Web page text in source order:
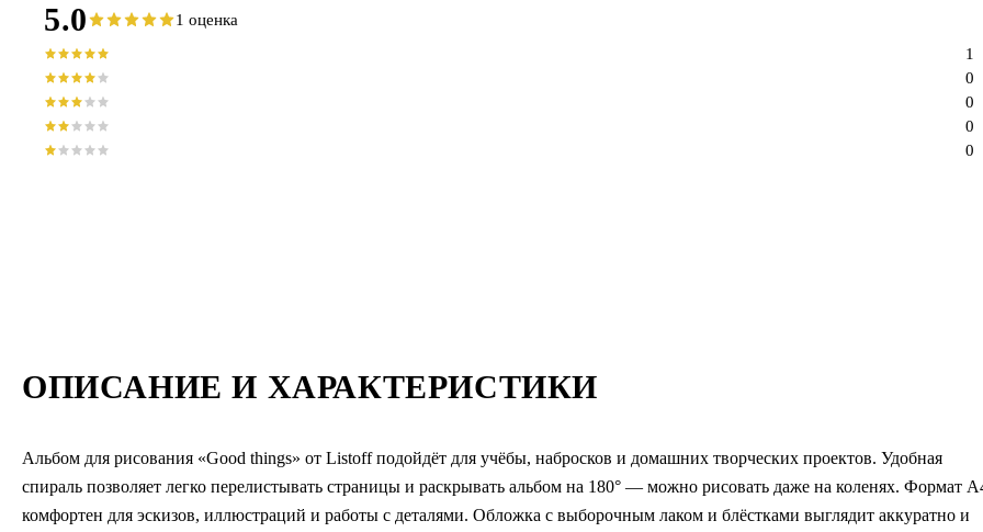
ОПИСАНИЕ И ХАРАКТЕРИСТИКИ
Альбом для рисования «Good things» от Listoff подойдёт для учёбы, набросков и домашних творческих проектов. Удобная
спираль позволяет легко перелистывать страницы и раскрывать альбом на 180° — можно рисовать даже на коленях. Формат
комфортен для эскизов, иллюстраций и работы с деталями. Обложка с выборочным лаком и блёстками выглядит аккуратно и
5.0 1 оценка
0
0
0
0
1